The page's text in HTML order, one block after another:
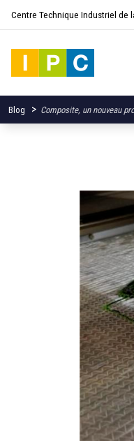
Centre Technique Industriel de
Blog > Composite, un nouveau